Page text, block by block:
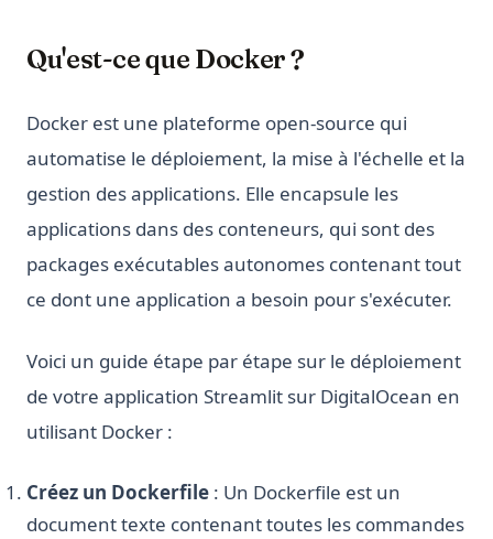
Qu'est-ce que Docker ?
Docker est une plateforme open-source qui
automatise le déploiement, la mise à l'échelle et la
gestion des applications. Elle encapsule les
applications dans des conteneurs, qui sont des
packages exécutables autonomes contenant tout
ce dont une application a besoin pour s'exécuter.
Voici un guide étape par étape sur le déploiement
de votre application Streamlit sur DigitalOcean en
utilisant Docker :
Créez un Dockerfile : Un Dockerfile est un
document texte contenant toutes les commandes